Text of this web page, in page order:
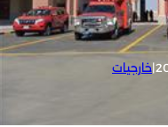
|خارجيات